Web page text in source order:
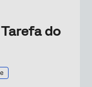
do